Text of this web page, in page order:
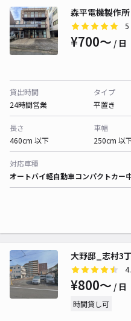
森平電機製作所
5
¥700〜 / 日
貸出時間
24時間営業
タイプ
平置き
長さ
460cm 以下
車幅
250cm 以
対応車種
オートバイ軽自動車コンパクトカー
大野邸_志村3
¥800〜 / 日
時間貸し可